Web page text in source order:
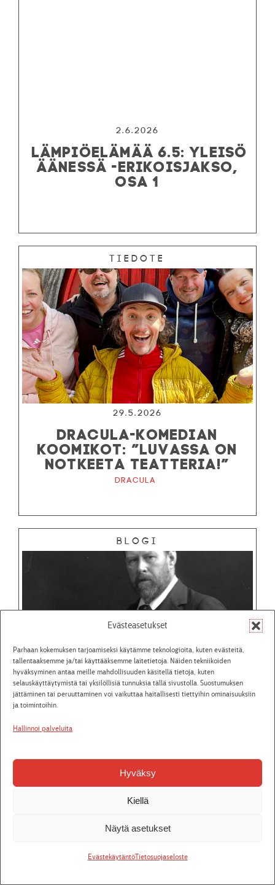
Evästeasetukset
Parhaan kokemuksen tarjoamiseksi käytämme teknologioita, kuten evästeitä,
tallentaaksemme ja/tai käyttääksemme laitetietoja. Näiden tekniikoiden
hyväksyminen antaa meille mahdollisuuden käsitellä tietoja, kuten
selauskäyttäytymistä tai yksilöllisiä tunnuksia tällä sivustolla. Suostumuksen
jättäminen tai peruuttaminen voi vaikuttaa haitallisesti tiettyihin ominaisuuksiin
ja toimintoihin.
Hallinnoi palveluita
Hyväksy
Kiellä
Näytä asetukset
EvästekäytäntöTietosuojaseloste
2.6.2026
LÄMPIÖELÄMÄÄ 6.5: YLEISÖ
ÄÄNESSÄ -ERIKOISJAKSO,
OSA 1
Tiedote
29.5.2026
DRACULA-KOMEDIAN
KOOMIKOT: ”LUVASSA ON
NOTKEETA TEATTERIA!”
Dracula
Blogi
27.5.2026
Tiedote